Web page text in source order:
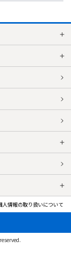
人情報の取り扱いについて